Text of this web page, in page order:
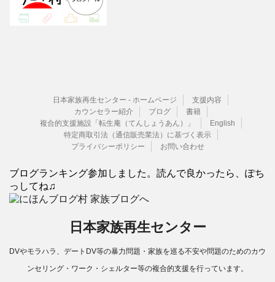
日本家族再生センター - ホームページ
支援内容
カウンセラー紹介
ブログ
書籍
複合的支援施設「転生庵（てんしょうあん）」
English
特定商取引法（通信販売業法）に基づく表示
プライバシーポリシー
お問い合わせ
ブログランキング参加しました。読んで良かったら、ぽち
っしてね♫
日本家族再生センター
DVやモラハラ、デートDV等の暴力問題・家族を巡る不安や問題のためのカウ
ンセリング・ワーク・シェルター等の複合的支援を行っています。